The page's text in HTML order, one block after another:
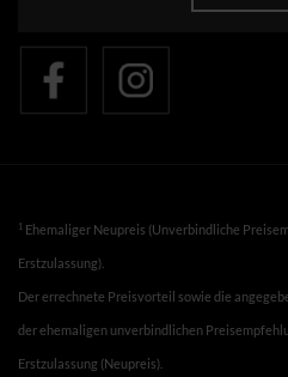
1 Ehemaliger Neupreis (Unverbindliche
Erstzulassung).
Der errechnete Preisvorteil sowie die
der ehemaligen unverbindlichen
Erstzulassung (Neupreis).